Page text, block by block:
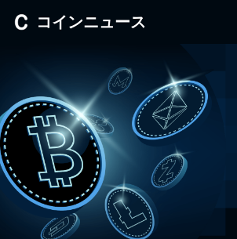
コインニュース